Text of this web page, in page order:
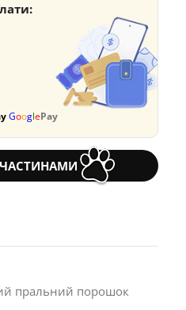
GooglePay
пральний порошок